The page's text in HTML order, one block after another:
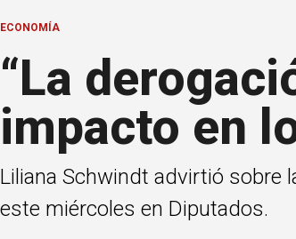
ECONOMÍA
“La
impacto en
Liliana Schwindt advirtió sobre
este miércoles en Diputados.